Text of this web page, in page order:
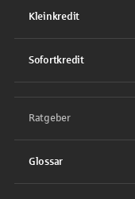
Kleinkredit
Sofortkredit
Ratgeber
Glossar